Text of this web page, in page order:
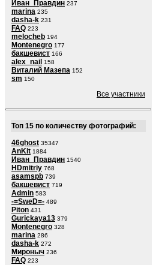
Иван_Правдин 237
marina 235
dasha-k 231
FAQ 223
melocheb 194
Montenegro 177
бакшевист 166
alex_nail 158
Виталий Мазепа 152
sm 150
Все участники
Топ 15 по количеству фотографий:
46ghost 35347
AnKit 1884
Иван_Правдин 1540
HDmitriy 768
asamspb 739
бакшевист 719
Admin 583
-=SweD=- 489
Piton 431
Gurickaya13 379
Montenegro 328
marina 286
dasha-k 272
Мироныч 236
FAQ 223